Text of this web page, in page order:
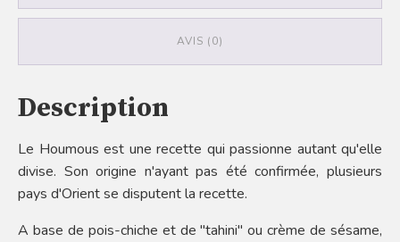
AVIS (0)
Description
Le Houmous est une recette qui passionne autant qu'elle
divise. Son origine n'ayant pas été confirmée, plusieurs
pays d'Orient se disputent la recette.
A base de pois-chiche et de "tahini" ou crème de sésame,